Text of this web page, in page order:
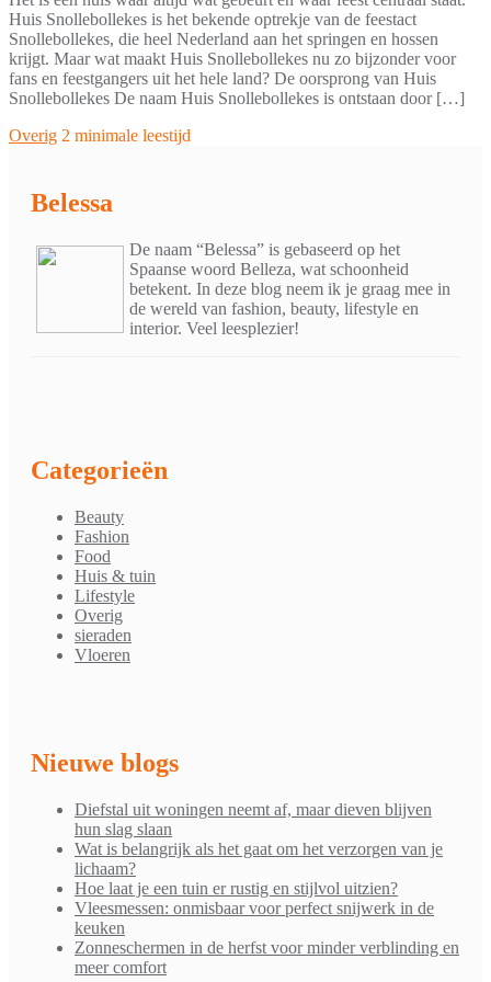
Huis Snollebollekes is het bekende optrekje van de feestact
Snollebollekes, die heel Nederland aan het springen en hossen
krijgt. Maar wat maakt Huis Snollebollekes nu zo bijzonder voor
fans en feestgangers uit het hele land? De oorsprong van Huis
Snollebollekes De naam Huis Snollebollekes is ontstaan door […]
Overig 2 minimale leestijd
Belessa
De naam “Belessa” is gebaseerd op het
Spaanse woord Belleza, wat schoonheid
betekent. In deze blog neem ik je graag mee in
de wereld van fashion, beauty, lifestyle en
interior. Veel leesplezier!
Categorieën
Beauty
Fashion
Food
Huis & tuin
Lifestyle
Overig
sieraden
Vloeren
Nieuwe blogs
Diefstal uit woningen neemt af, maar dieven blijven
hun slag slaan
Wat is belangrijk als het gaat om het verzorgen van je
lichaam?
Hoe laat je een tuin er rustig en stijlvol uitzien?
Vleesmessen: onmisbaar voor perfect snijwerk in de
keuken
Zonneschermen in de herfst voor minder verblinding en
meer comfort